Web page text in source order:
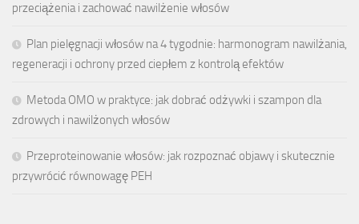
przeciążenia i zachować nawilżenie włosów
Plan pielęgnacji włosów na 4 tygodnie: harmonogram nawilżania,
regeneracji i ochrony przed ciepłem z kontrolą efektów
Metoda OMO w praktyce: jak dobrać odżywki i szampon dla
zdrowych i nawilżonych włosów
Przeproteinowanie włosów: jak rozpoznać objawy i skutecznie
przywrócić równowagę PEH